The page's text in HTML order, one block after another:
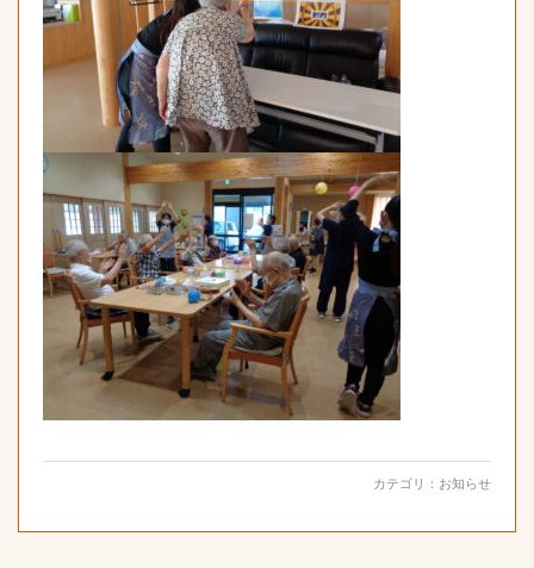
カテゴリ： お知らせ